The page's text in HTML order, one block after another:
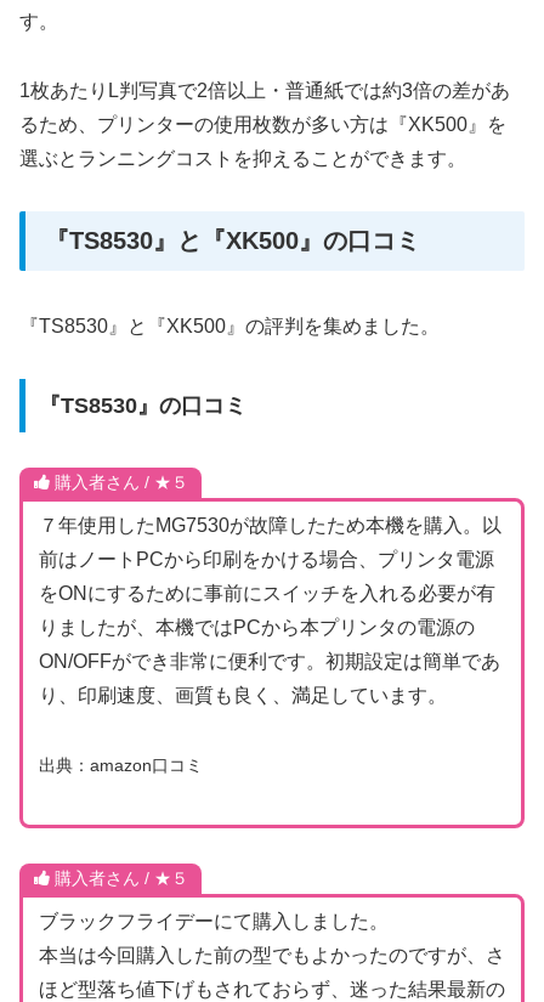
す。
1枚あたりL判写真で2倍以上・普通紙では約3倍の差があ
るため、プリンターの使用枚数が多い方は『XK500』を
選ぶとランニングコストを抑えることができます。
『TS8530』と『XK500』の口コミ
『TS8530』と『XK500』の評判を集めました。
『TS8530』の口コミ
購入者さん / ★５
７年使用したMG7530が故障したため本機を購入。以
前はノートPCから印刷をかける場合、プリンタ電源
をONにするために事前にスイッチを入れる必要が有
りましたが、本機ではPCから本プリンタの電源の
ON/OFFができ非常に便利です。初期設定は簡単であ
り、印刷速度、画質も良く、満足しています。
出典：amazon口コミ
購入者さん / ★５
ブラックフライデーにて購入しました。
本当は今回購入した前の型でもよかったのですが、さ
ほど型落ち値下げもされておらず、迷った結果最新の